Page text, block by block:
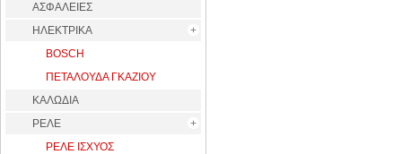
ΑΣΦΑΛΕΙΕΣ
ΗΛΕΚΤΡΙΚΑ
BOSCH
ΠΕΤΑΛΟΥΔΑ ΓΚΑΖΙΟΥ
ΚΑΛΩΔΙΑ
ΡΕΛΕ
ΡΕΛΕ ΙΣΧΥΟΣ